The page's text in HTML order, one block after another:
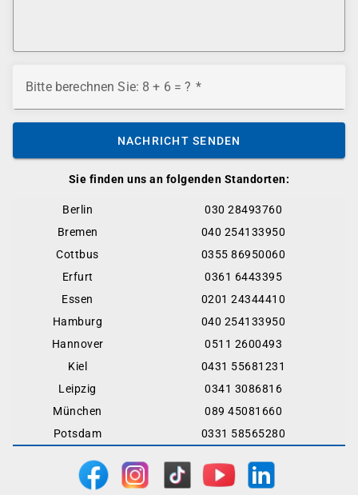
Sie finden uns an folgenden Standorten:
Berlin
030 28493760
Bremen
040 254133950
Cottbus
0355 86950060
Erfurt
0361 6443395
Essen
0201 24344410
Hamburg
040 254133950
Hannover
0511 2600493
Kiel
0431 55681231
Leipzig
0341 3086816
München
089 45081660
Potsdam
0331 58565280
Bitte berechnen Sie: 8 + 6 = ?
NACHRICHT SENDEN